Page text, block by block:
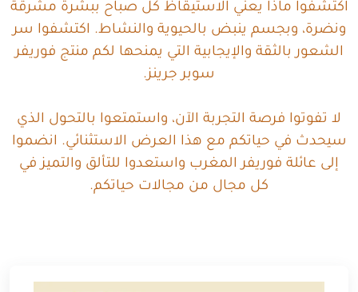
اكتشفوا ماذا يعني الاستيقاظ كل صباح ببشرة مشرقة
ونضرة، وبجسم ينبض بالحيوية والنشاط. اكتشفوا سر
الشعور بالثقة والإيجابية التي يمنحها لكم منتج فوريفر
سوبر جرينز.
لا تفوتوا فرصة التجربة الآن، واستمتعوا بالتحول الذي
سيحدث في حياتكم مع هذا العرض الاستثنائي. انضموا
إلى عائلة فوريفر المغرب واستعدوا للتألق والتميز في
كل مجال من مجالات حياتكم.